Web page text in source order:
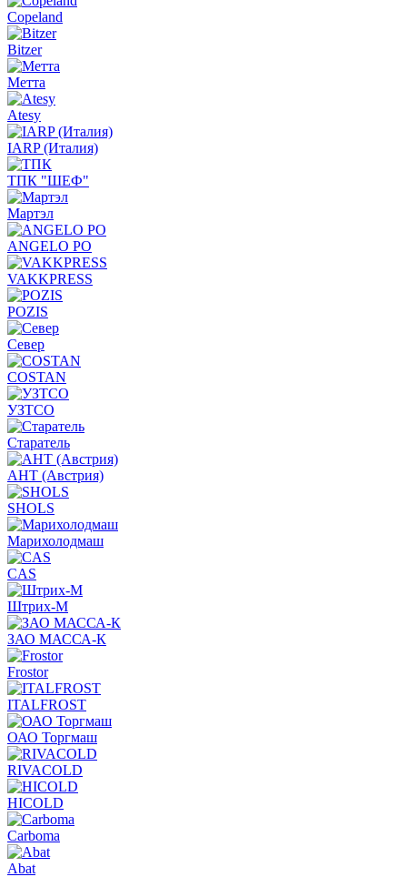
Copeland
Bitzer
Метта
Atesy
IARP (Италия)
ТПК "ШЕФ"
Мартэл
ANGELO PO
VAKKPRESS
POZIS
Север
COSTAN
УЗТСО
Старатель
АНТ (Австрия)
SHOLS
Марихолодмаш
CAS
Штрих-М
ЗАО МАССА-К
Frostor
ITALFROST
ОАО Торгмаш
RIVACOLD
HICOLD
Carboma
Abat